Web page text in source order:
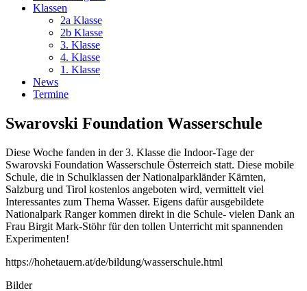
Klassen
2a Klasse
2b Klasse
3. Klasse
4. Klasse
1. Klasse
News
Termine
Swarovski Foundation Wasserschule
Diese Woche fanden in der 3. Klasse die Indoor-Tage der
Swarovski Foundation Wasserschule Österreich statt. Diese mobile
Schule, die in Schulklassen der Nationalparkländer Kärnten,
Salzburg und Tirol kostenlos angeboten wird, vermittelt viel
Interessantes zum Thema Wasser. Eigens dafür ausgebildete
Nationalpark Ranger kommen direkt in die Schule- vielen Dank an
Frau Birgit Mark-Stöhr für den tollen Unterricht mit spannenden
Experimenten!
https://hohetauern.at/de/bildung/wasserschule.html
Bilder